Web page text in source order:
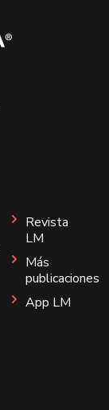
Revista
LM
Más
publicaciones
App LM